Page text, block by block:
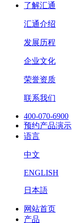
了解汇通
汇通介绍
发展历程
企业文化
荣誉资质
联系我们
400-070-6900
预约产品演示
语言
中文
ENGLISH
日本語
网站首页
产品